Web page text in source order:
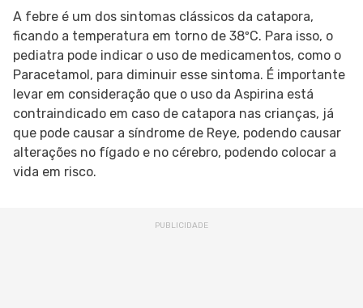
A febre é um dos sintomas clássicos da catapora,
ficando a temperatura em torno de 38ºC. Para isso, o
pediatra pode indicar o uso de medicamentos, como o
Paracetamol, para diminuir esse sintoma. É importante
levar em consideração que o uso da Aspirina está
contraindicado em caso de catapora nas crianças, já
que pode causar a síndrome de Reye, podendo causar
alterações no fígado e no cérebro, podendo colocar a
vida em risco.